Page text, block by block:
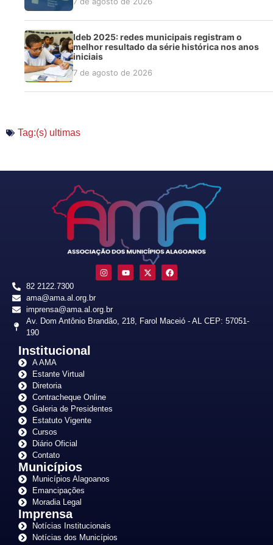
Ideb 2025: redes municipais registram o
melhor resultado da série histórica nos anos
iniciais
7 de agosto de 2026
Tag:(s) ultimas
82 2122.7300
ama@ama.al.org.br
imprensa@ama.al.org.br
Av. Dom Antônio Brandão, 218, Farol Maceió - AL CEP: 57051-
190
Institucional
A AMA
Estante Virtual
Diretoria
Contracheque Online
Galeria de Presidentes
Estatuto Vigente
Cursos
Diário Oficial
Contato
Municípios
Municípios Alagoanos
Emancipações
Moradia Legal
Imprensa
Notícias Institucionais
Notícias dos Municípios